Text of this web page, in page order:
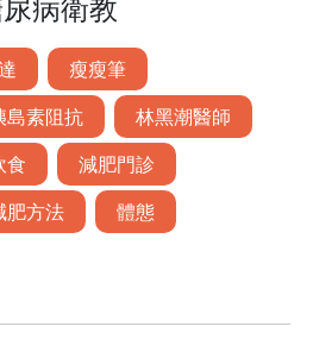
病衛教
瘦瘦筆
島素阻抗
林黑潮醫師
食
減肥門診
肥方法
體態